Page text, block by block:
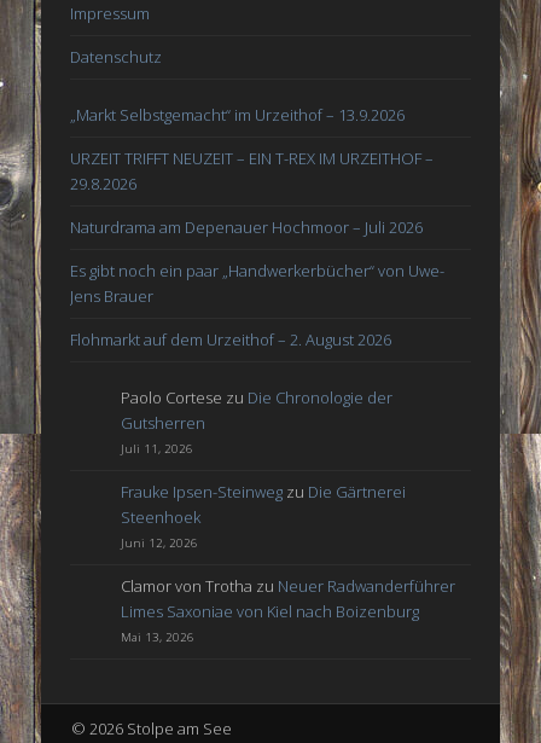
Impressum
Datenschutz
„Markt Selbstgemacht“ im Urzeithof – 13.9.2026
URZEIT TRIFFT NEUZEIT – EIN T-REX IM URZEITHOF –
29.8.2026
Naturdrama am Depenauer Hochmoor – Juli 2026
Es gibt noch ein paar „Handwerkerbücher“ von Uwe-
Jens Brauer
Flohmarkt auf dem Urzeithof – 2. August 2026
Paolo Cortese zu Die Chronologie der
Gutsherren
Juli 11, 2026
Frauke Ipsen-Steinweg zu Die Gärtnerei
Steenhoek
Juni 12, 2026
Clamor von Trotha zu Neuer Radwanderführer
Limes Saxoniae von Kiel nach Boizenburg
Mai 13, 2026
© 2026 Stolpe am See